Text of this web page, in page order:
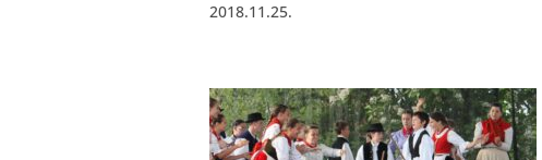
2018.11.25.